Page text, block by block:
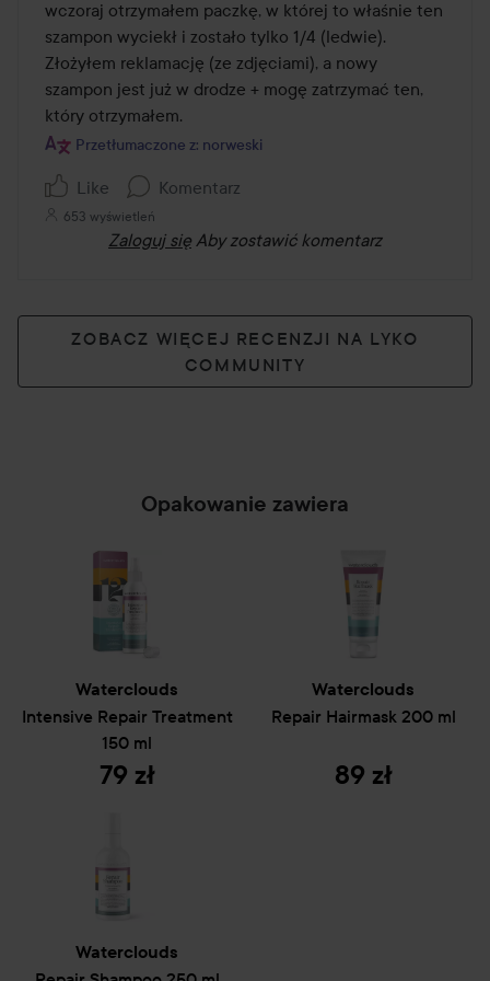
wczoraj otrzymałem paczkę, w której to właśnie ten
szampon wyciekł i zostało tylko 1/4 (ledwie).
Złożyłem reklamację (ze zdjęciami), a nowy
szampon jest już w drodze + mogę zatrzymać ten,
który otrzymałem.
Przetłumaczone z: norweski
Like Komentarz
653 wyświetleń
Zaloguj się Aby zostawić komentarz
ZOBACZ WIĘCEJ RECENZJI NA LYKO
COMMUNITY
Opakowanie zawiera
Waterclouds
Intensive Repair Treatment
150 ml
79 zł
Waterclouds
Repair Hairmask 200 ml
89 zł
Waterclouds